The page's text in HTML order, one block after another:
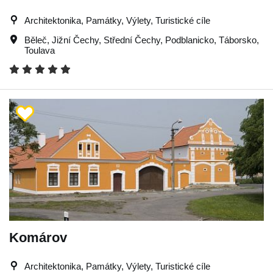
Architektonika, Památky, Výlety, Turistické cíle
Běleč, Jižní Čechy, Střední Čechy, Podblanicko, Táborsko,
Toulava
Komárov
Architektonika, Památky, Výlety, Turistické cíle